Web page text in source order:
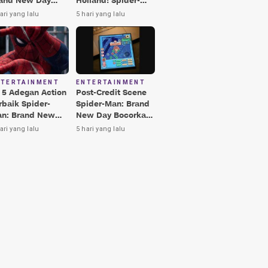
Nomor 3
yang lalu
Man: Brand New
Terbaik Era MCU
5 hari yang lalu
5 Adegan Action
Spider-
Brand New
Ada Hulk vs
yang lalu
ENTERTAINMENT
Post-Credit Scene
Spider-Man: Brand
New Day Bocorkan
Lokasi Peter di Luar
5 hari yang lalu